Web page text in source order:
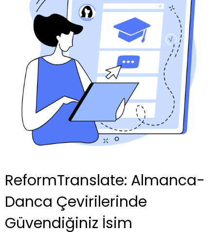
ReformTranslate: Almanca-
Danca Çevirilerinde
Güvendiğiniz İsim